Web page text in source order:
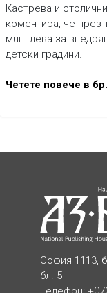
Кастрева и
коментира, че през
млн. лева за
детски градини.
Четете повече в
София 1113,
бл. 5